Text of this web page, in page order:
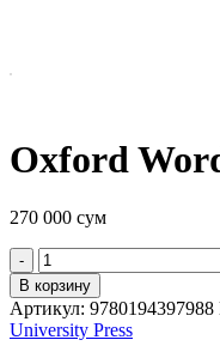
Oxford
270 000 сум
Quantity
В корзину
Артикул: 9780194397988
University Press